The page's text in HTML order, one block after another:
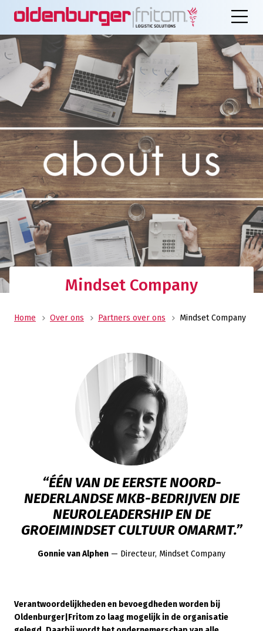
Mindset Company
Home Over ons Partners over ons Mindset Company
“ÉÉN VAN DE EERSTE NOORD-
NEDERLANDSE MKB-BEDRIJVEN DIE
NEUROLEADERSHIP EN DE
GROEIMINDSET CULTUUR OMARMT.”
Gonnie van Alphen — Directeur, Mindset Company
Verantwoordelijkheden en bevoegdheden worden bij
Oldenburger|Fritom zo laag mogelijk in de organisatie